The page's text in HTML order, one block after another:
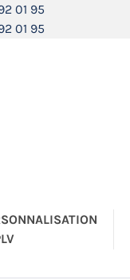
01 95
01 95